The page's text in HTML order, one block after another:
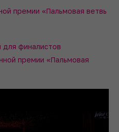
премии «Пальмовая ветвь
для финалистов
премии «Пальмовая